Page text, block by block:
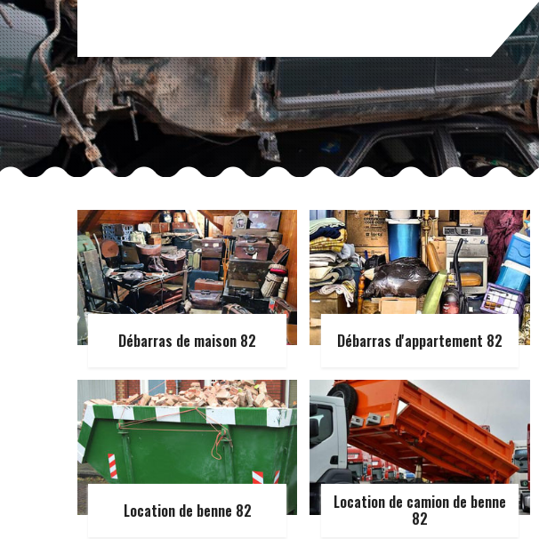
Débarras de maison 82 Débarras d'appartement 82
Location de benne 82 Location de camion de benne
82